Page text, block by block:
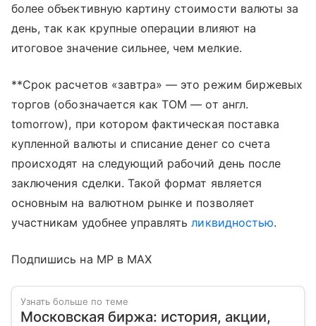
более объективную картину стоимости валюты за
день, так как крупные операции влияют на
итоговое значение сильнее, чем мелкие.
**Срок расчетов «завтра» — это режим биржевых
торгов (обозначается как TOM — от англ.
tomorrow), при котором фактическая поставка
купленной валюты и списание денег со счета
происходят на следующий рабочий день после
заключения сделки. Такой формат является
основным на валютном рынке и позволяет
участникам удобнее управлятьликвидностью.
Подпишись на MP в MAX
Узнать больше по теме
Московская биржа: история, акции,